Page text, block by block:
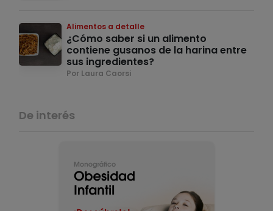
Alimentos a detalle
¿Cómo saber si un alimento
contiene gusanos de la harina entre
sus ingredientes?
Por Laura Caorsi
De interés